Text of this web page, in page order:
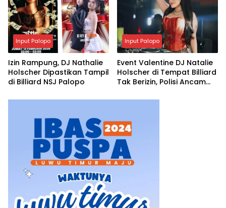
Input Palopo
Izin Rampung, DJ Nathalie
Holscher Dipastikan Tampil
di Billiard NSJ Palopo
Input Palopo
Event Valentine DJ Natalie
Holscher di Tempat Billiard
Tak Berizin, Polisi Ancam